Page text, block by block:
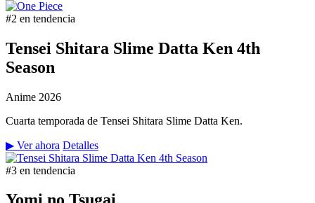
#2 en tendencia
Tensei Shitara Slime Datta Ken 4th
Season
Anime 2026
Cuarta temporada de Tensei Shitara Slime Datta Ken.
▶ Ver ahora Detalles
#3 en tendencia